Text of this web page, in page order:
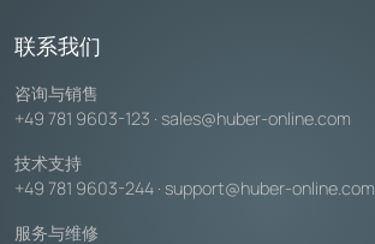
联系我们
咨询与销售
+49 781 9603-123 · sales@huber-online.com
技术支持
+49 781 9603-244 · support@huber-online.com
服务与维修